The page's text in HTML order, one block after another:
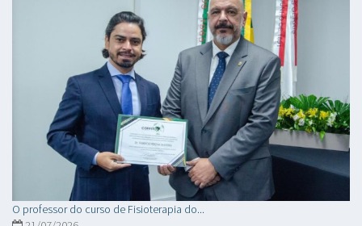
O professor do curso de Fisioterapia do...